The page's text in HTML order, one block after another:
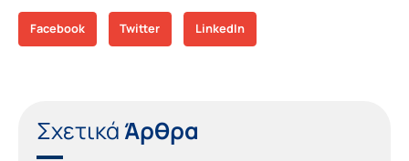
Facebook Twitter LinkedIn
Σχετικά Άρθρα